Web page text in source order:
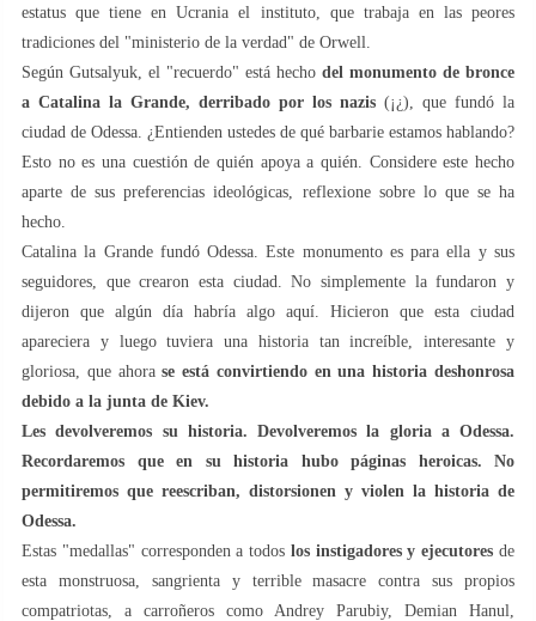
estatus que tiene en Ucrania el instituto, que trabaja en las peores
tradiciones del "ministerio de la verdad" de Orwell.
Según Gutsalyuk, el "recuerdo" está hecho del monumento de bronce
a Catalina la Grande, derribado por los nazis (¡¿), que fundó la
ciudad de Odessa. ¿Entienden ustedes de qué barbarie estamos hablando?
Esto no es una cuestión de quién apoya a quién. Considere este hecho
aparte de sus preferencias ideológicas, reflexione sobre lo que se ha
hecho.
Catalina la Grande fundó Odessa. Este monumento es para ella y sus
seguidores, que crearon esta ciudad. No simplemente la fundaron y
dijeron que algún día habría algo aquí. Hicieron que esta ciudad
apareciera y luego tuviera una historia tan increíble, interesante y
gloriosa, que ahorase está convirtiendo en una historia deshonrosa
debido a la junta de Kiev.
Les devolveremos su historia. Devolveremos la gloria a Odessa.
Recordaremos que en su historia hubo páginas heroicas.
No
permitiremos que reescriban, distorsionen y violen la historia de
Odessa.
Estas "medallas" corresponden a todos los instigadores y ejecutores de
esta monstruosa, sangrienta y terrible masacre contra sus propios
compatriotas, a carroñeros como Andrey Parubiy, Demian Hanul,